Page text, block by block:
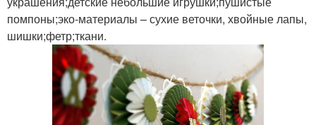
помпоны;эко-материалы – сухие веточки, хвойные лапы,
шишки;фетр;ткани.